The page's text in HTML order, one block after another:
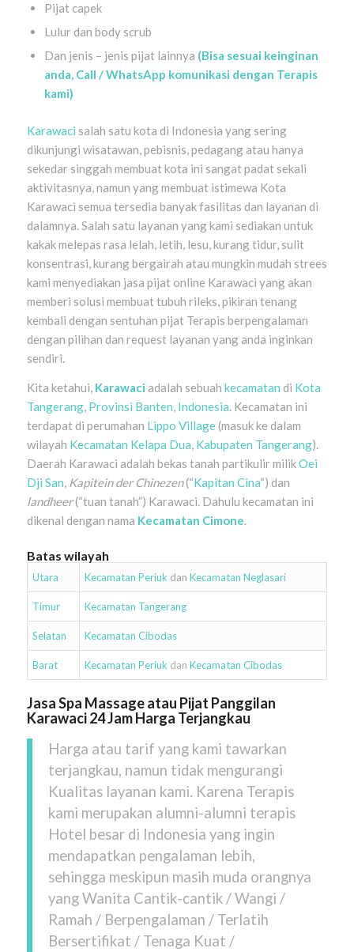
Pijat capek
Lulur dan body scrub
Dan jenis – jenis pijat lainnya (Bisa sesuai keinginan
anda, Call / WhatsApp komunikasi dengan Terapis
kami)
Karawaci salah satu kota di Indonesia yang sering
dikunjungi wisatawan, pebisnis, pedagang atau hanya
sekedar singgah membuat kota ini sangat padat sekali
aktivitasnya, namun yang membuat istimewa Kota
Karawaci semua tersedia banyak fasilitas dan layanan di
dalamnya. Salah satu layanan yang kami sediakan untuk
kakak melepas rasa lelah, letih, lesu, kurang tidur, sulit
konsentrasi, kurang bergairah atau mungkin mudah strees
kami menyediakan jasa pijat online Karawaci yang akan
memberi solusi membuat tubuh rileks, pikiran tenang
kembali dengan sentuhan pijat Terapis berpengalaman
dengan pilihan dan request layanan yang anda inginkan
sendiri.
Kita ketahui, Karawaci adalah sebuah kecamatan di Kota
Tangerang, Provinsi Banten, Indonesia. Kecamatan ini
terdapat di perumahan Lippo Village(masuk ke dalam
wilayah Kecamatan Kelapa Dua, Kabupaten Tangerang).
Daerah Karawaci adalah bekas tanah partikulir milikOei
Dji San, Kapitein der Chinezen(“Kapitan Cina“) dan
landheer(“tuan tanah”) Karawaci. Dahulu kecamatan ini
dikenal dengan nama Kecamatan Cimone.
Batas wilayah
Utara Kecamatan Periuk danKecamatan Neglasari
Timur Kecamatan Tangerang
Selatan Kecamatan Cibodas
Barat Kecamatan Periuk danKecamatan Cibodas
Jasa Spa Massage atau Pijat Panggilan
Karawaci24 Jam Harga Terjangkau
Harga atau tarif yang kami tawarkan
terjangkau, namun tidak mengurangi
Kualitas layanan kami. Karena Terapis
kami merupakan alumni-alumni terapis
Hotel besar di Indonesia yang ingin
mendapatkan pengalaman lebih,
sehingga meskipun masih muda orangnya
yang Wanita Cantik-cantik / Wangi /
Ramah / Berpengalaman / Terlatih
Bersertifikat / Tenaga Kuat /